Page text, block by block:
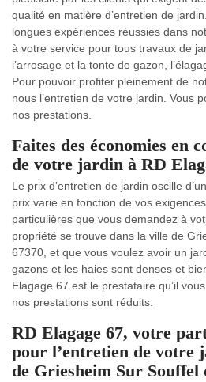
qualité en matière d’entretien de
longues expériences réussies dans
à votre service pour tous travaux de
l’arrosage et la tonte de gazon,
Pour pouvoir profiter pleinement de
nous l’entretien de votre jardin. Vous
nos prestations.
Faites des économies en
de votre jardin à RD
Le prix d’entretien de jardin oscille
prix varie en fonction de vos
particulières que vous demandez à
propriété se trouve dans la ville de
67370, et que vous voulez avoir un
gazons et les haies sont denses et
Elagage 67 est le prestataire qu’il
nos prestations sont réduits.
RD Elagage 67, votre
pour l’entretien de votre
de Griesheim Sur Souffel